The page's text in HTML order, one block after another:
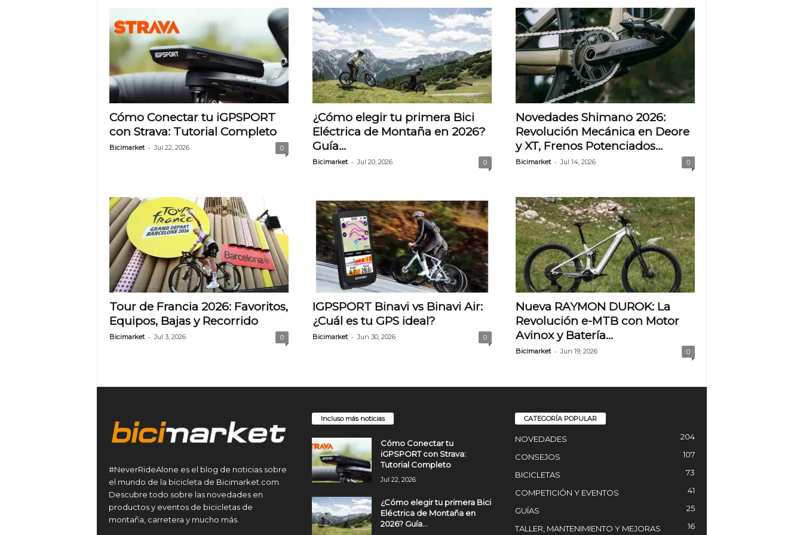
Cómo Conectar tu iGPSPORT
con Strava: Tutorial Completo
Bicimarket - Jul 22, 2026 0
¿Cómo elegir tu primera Bici
Eléctrica de Montaña en 2026?
Guía...
Bicimarket - Jul 20, 2026 0
Novedades Shimano 2026:
Revolución Mecánica en Deore
y XT, Frenos Potenciados...
Bicimarket - Jul 14, 2026 0
Tour de Francia 2026: Favoritos,
Equipos, Bajas y Recorrido
Bicimarket - Jul 3, 2026 0
IGPSPORT Binavi vs Binavi Air:
¿Cuál es tu GPS ideal?
Bicimarket - Jun 30, 2026 0
Nueva RAYMON DUROK: La
Revolución e-MTB con Motor
Avinox y Batería...
Bicimarket - Jun 19, 2026 0
#NeverRideAlone es el blog de noticias sobre
el mundo de la bicicleta de Bicimarket.com.
Descubre todo sobre las novedades en
productos y eventos de bicicletas de
montaña, carretera y mucho más.
Incluso más noticias
Cómo Conectar tu
iGPSPORT con Strava:
Tutorial Completo
Jul 22, 2026
¿Cómo elegir tu primera Bici
Eléctrica de Montaña en
2026? Guía...
CATEGORÍA POPULAR
NOVEDADES 204
CONSEJOS 107
BICICLETAS 73
COMPETICIÓN Y EVENTOS 41
GUÍAS 25
TALLER, MANTENIMIENTO Y MEJORAS 16